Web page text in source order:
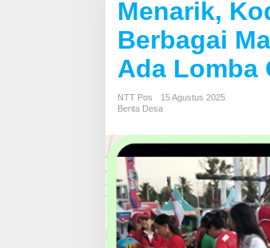
Menarik,
Berbagai
Ada Lomba
NTT Pos
15 Agustus 2025
Berita Desa